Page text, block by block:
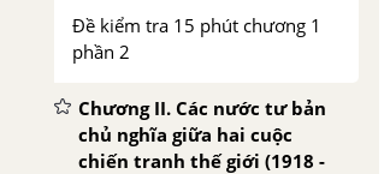
Đề kiểm tra 15 phút chương 1
phần 2
Chương II. Các nước tư bản
chủ nghĩa giữa hai cuộc
chiến tranh thế giới (1918 -